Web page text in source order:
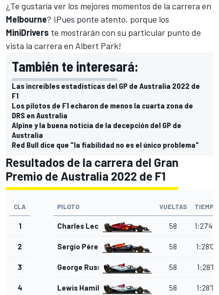
¿Te gustaría ver los mejores momentos de la carrera en
Melbourne? ¡Pues ponte atento, porque los
MiniDrivers te mostrarán con su particular punto de
vista la carrera en Albert Park!
También te interesará:
Las increíbles estadísticas del GP de Australia 2022 de
F1
Los pilotos de F1 echaron de menos la cuarta zona de
DRS en Australia
Alpine y la buena noticia de la decepción del GP de
Australia
Red Bull dice que "la fiabilidad no es el único problema"
Resultados de la carrera del Gran
Premio de Australia 2022 de F1
CLA PILOTO VUELTAS TIEMPO
1 Charles Leclerc 58
2 Sergio Pérez 58
3 George Russell 58
4 Lewis Hamilton 58